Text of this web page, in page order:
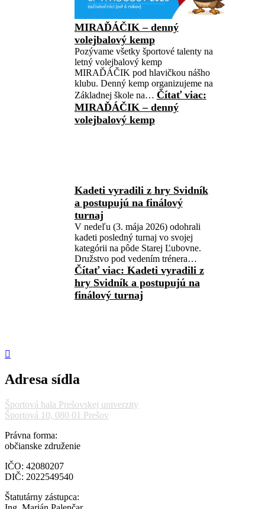
MIRAĎÁČIK – denný
volejbalový kemp
Pozývame všetky športové talenty na
letný volejbalový kemp
MIRAĎÁČIK pod hlavičkou nášho
klubu. Denný kemp organizujeme na
Základnej škole na… Čítať viac:
MIRAĎÁČIK – denný
volejbalový kemp
Kadeti vyradili z hry Svidník
a postupujú na finálový
turnaj
V nedeľu (3. mája 2026) odohrali
kadeti posledný turnaj vo svojej
kategórii na pôde Starej Ľubovne.
Družstvo pod vedením trénera…
Čítať viac: Kadeti vyradili z
hry Svidník a postupujú na
finálový turnaj
Adresa sídla
Športová hala Prešovskej univerzity
Športová 10, 080 01 Prešov
Právna forma:
občianske združenie
IČO: 42080207
DIČ: 2022549540
Štatutárny zástupca: